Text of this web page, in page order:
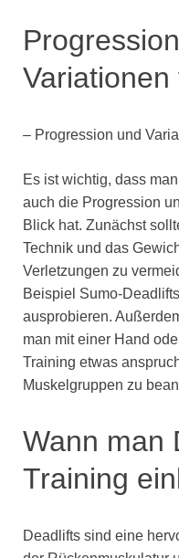
– Progression und
Es ist wichtig, dass
auch die Progression
Blick hat. Zunächst
Technik und das
Verletzungen zu
Beispiel Sumo-
ausprobieren.
man mit einer Hand
Training etwas
Muskelgruppen zu
Wann man
Training
Deadlifts sind eine